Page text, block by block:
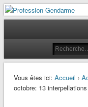
Profession
Le journal des gendarmes
Vous êtes ici: Accueil ›
octobre: 13